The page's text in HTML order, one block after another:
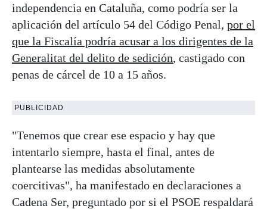
independencia en Cataluña, como podría ser la
aplicación del artículo 54 del Código Penal, por el
que la Fiscalía podría acusar a los dirigentes de la
Generalitat del delito de sedición, castigado con
penas de cárcel de 10 a 15 años.
PUBLICIDAD
"Tenemos que crear ese espacio y hay que
intentarlo siempre, hasta el final, antes de
plantearse las medidas absolutamente
coercitivas", ha manifestado en declaraciones a
Cadena Ser, preguntado por si el PSOE respaldará